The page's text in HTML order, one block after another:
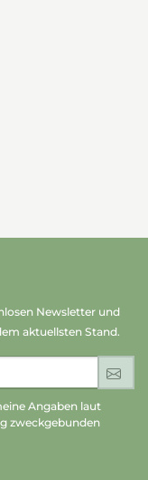
Newsletter und
aktuellsten Stand.
Angaben laut
zweckgebunden